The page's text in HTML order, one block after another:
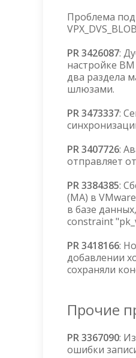
Проблема
PR 3426087:
настройке
два раздела
шлюзами.
PR 3473337:
PR 3407726:
отправляет
PR 3384385:
(MA) в
в базе
constraint
PR 3418166:
добавлении
сохраняли
Прочие
PR 3367090:
ошибки